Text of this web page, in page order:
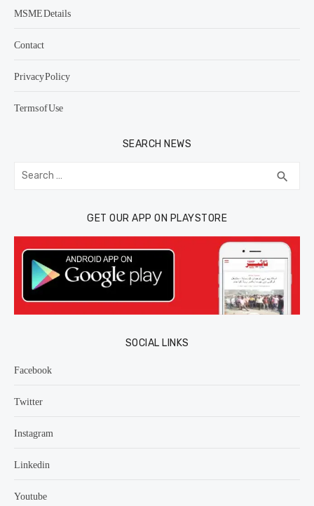
MSME Details
Contact
Privacy Policy
Terms of Use
SEARCH NEWS
Search
for: search
GET OUR APP ON PLAYSTORE
SOCIAL LINKS
Facebook
Twitter
Instagram
Linkedin
Youtube